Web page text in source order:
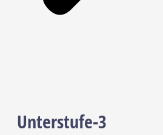
Unterstufe-3